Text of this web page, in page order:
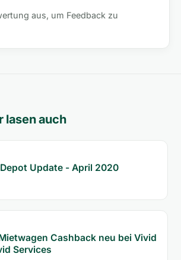
aus, um Feedback zu
lasen auch
Update - April 2020
Cashback neu bei Vivid
Vivid Services